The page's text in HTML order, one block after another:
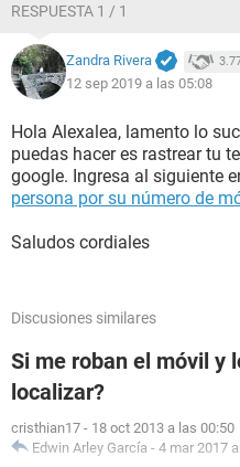
RESPUESTA 1 / 1
Zandra Rivera
12 sep 2019 a las 05:08
Hola Alexalea, lamento lo
puedas hacer es rastrear tu
google. Ingresa al siguiente
persona por su número de
Saludos cordiales
Discusiones similares
Si me roban el móvil y
localizar?
cristhian17 - 18 oct 2013 a las 00:50
Edwin Arley García - 4 mar 2017